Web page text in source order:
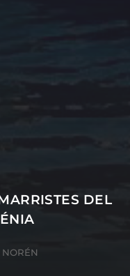
DEL